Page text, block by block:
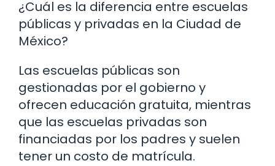
¿Cuál es la diferencia entre escuelas
públicas y privadas en la Ciudad de
México?
Las escuelas públicas son
gestionadas por el gobierno y
ofrecen educación gratuita, mientras
que las escuelas privadas son
financiadas por los padres y suelen
tener un costo de matrícula.